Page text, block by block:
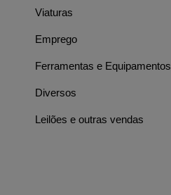
Viaturas
Emprego
Ferramentas e Equipamentos
Diversos
Leilões e outras vendas